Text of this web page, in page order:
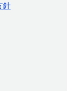
針